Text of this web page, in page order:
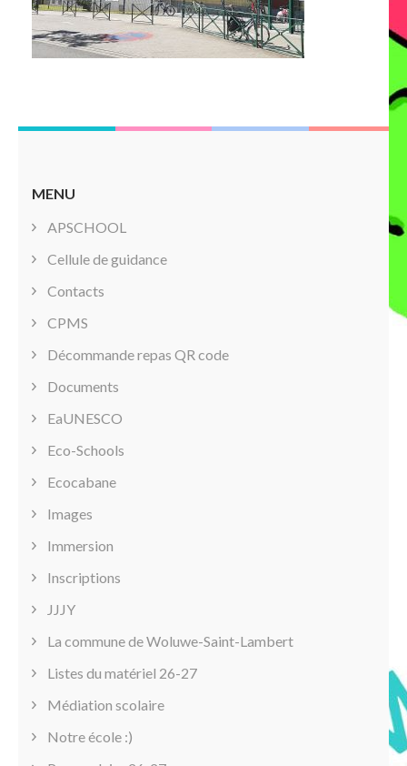
MENU
APSCHOOL
Cellule de guidance
Contacts
CPMS
Décommande repas QR code
Documents
EaUNESCO
Eco-Schools
Ecocabane
Images
Immersion
Inscriptions
JJJY
La commune de Woluwe-Saint-Lambert
Listes du matériel 26-27
Médiation scolaire
Notre école :)